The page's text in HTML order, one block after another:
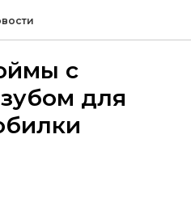
с
для